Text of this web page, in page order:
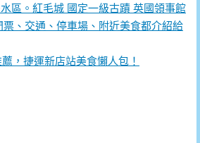
水區。紅毛城 國定一級古蹟 英國領事館
票、交通、停車場、附近美食都介紹給
，捷運新店站美食懶人包！